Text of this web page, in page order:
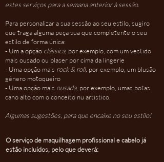
estes serviços para a semana anterior à sessão.
Para personalizar a sua sessão ao seu estilo, sugiro
que traga alguma peça sua que completente o seu
estilo de forma única:
- Um a opção clássica, por exemplo, com um vestido
mais ousado ou blaser por cima da lingerie
- Uma opção mais rock & roll, por exemplo, um blusão
género motoqueiro
- Uma opção mais ousada, por exemplo, umas botas
cano alto com o conceito nu artístico.
Algumas sugestões, para que encaixe no seu estilo!
O serviço de maquilhagem profissional e cabelo já
estão incluídos, pelo que deverá: